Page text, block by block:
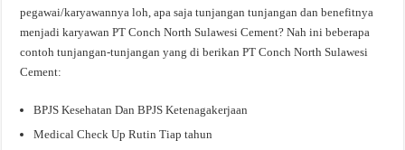
pegawai/karyawannya loh, apa saja tunjangan tunjangan dan benefitnya
menjadi karyawan PT Conch North Sulawesi Cement? Nah ini beberapa
contoh tunjangan-tunjangan yang di berikan PT Conch North Sulawesi
Cement:
BPJS Kesehatan Dan BPJS Ketenagakerjaan
Medical Check Up Rutin Tiap tahun